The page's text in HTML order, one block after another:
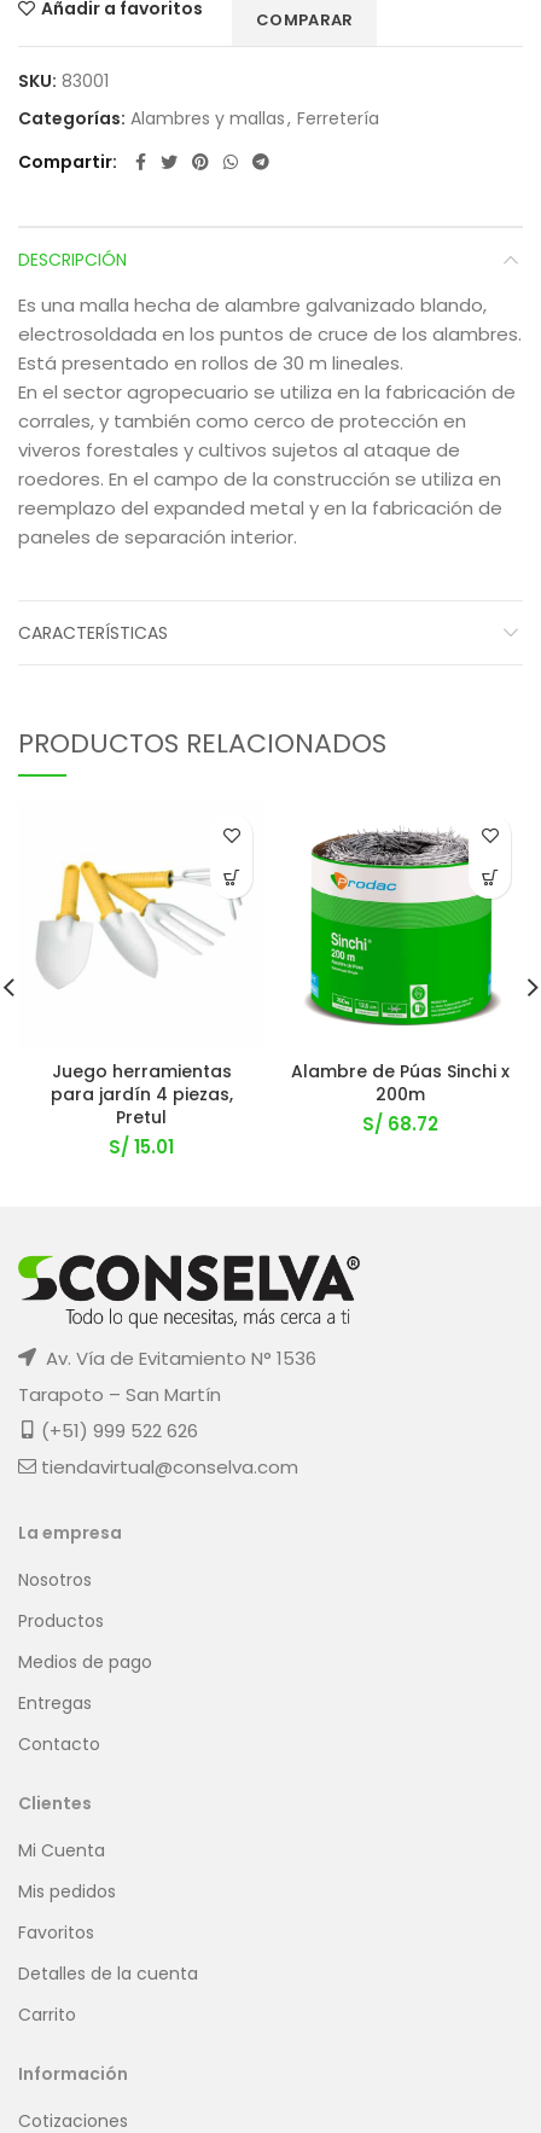
Añadir a favoritos COMPARAR
SKU: 83001
Categorías: Alambres y mallas, Ferretería
Compartir
DESCRIPCIÓN
Es una malla hecha de alambre galvanizado blando,
electrosoldada en los puntos de cruce de los alambres.
Está presentado en rollos de 30 m lineales.
En el sector agropecuario se utiliza en la fabricación de
corrales, y también como cerco de protección en
viveros forestales y cultivos sujetos al ataque de
roedores. En el campo de la construcción se utiliza en
reemplazo del expanded metal y en la fabricación de
paneles de separación interior.
CARACTERÍSTICAS
PRODUCTOS RELACIONADOS
Juego herramientas
para jardín 4 piezas,
Pretul
S/ 15.01
Alambre de Púas Sinchi x
200m
S/ 68.72
Av. Vía de Evitamiento N° 1536
Tarapoto – San Martín
(+51) 999 522 626
tiendavirtual@conselva.com
La empresa
Nosotros
Productos
Medios de pago
Entregas
Contacto
Clientes
Mi Cuenta
Mis pedidos
Favoritos
Detalles de la cuenta
Carrito
Información
Cotizaciones